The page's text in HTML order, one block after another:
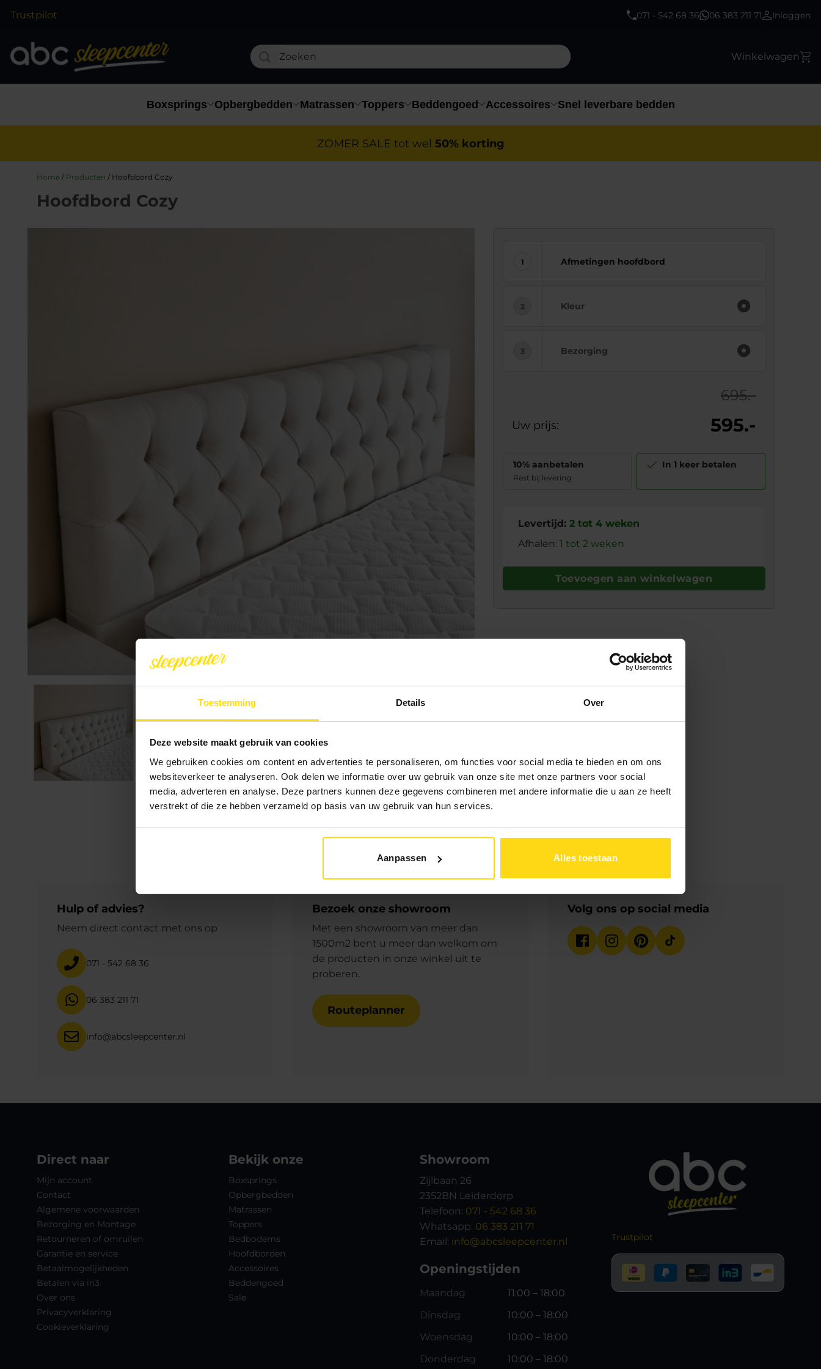
Toestemming Details Over
Deze website maakt gebruik van cookies
We gebruiken cookies om content en advertenties te personaliseren, om functies voor social media te bieden en om ons
websiteverkeer te analyseren. Ook delen we informatie over uw gebruik van onze site met onze partners voor social
media, adverteren en analyse. Deze partners kunnen deze gegevens combineren met andere informatie die u aan ze heeft
verstrekt of die ze hebben verzameld op basis van uw gebruik van hun services.
Aanpassen Alles toestaan
Trustpilot 071 - 542 68 36 06 383 211 71 Inloggen
Winkelwagen
Boxsprings Opbergbedden Matrassen Toppers Beddengoed Accessoires Snel leverbare bedden
ZOMER SALE tot wel 50% korting
Home / Producten / Hoofdbord Cozy
Hoofdbord Cozy
Afmetingen hoofdbord
Kleur
Bezorging
695.-
Uw prijs: 595.-
10% aanbetalen
Rest bij levering
In 1 keer betalen
Levertijd: 2 tot 4 weken
Afhalen: 1 tot 2 weken
Toevoegen aan winkelwagen
Hulp of advies?
Neem direct contact met ons op
071 - 542 68 36
06 383 211 71
info@abcsleepcenter.nl
Bezoek onze showroom
Met een showroom van meer dan
1500m2 bent u meer dan welkom om
de producten in onze winkel uit te
proberen.
Routeplanner
Volg ons op social media
Direct naar
Mijn account
Contact
Algemene voorwaarden
Bezorging en Montage
Retourneren of omruilen
Garantie en service
Betaalmogelijkheden
Betalen via in3
Over ons
Privacyverklaring
Cookieverklaring
Bekijk onze
Boxsprings
Opbergbedden
Matrassen
Toppers
Bedbodems
Hoofdborden
Accessoires
Beddengoed
Sale
Showroom
Zijlbaan 26
2352BN Leiderdorp
Telefoon: 071 - 542 68 36
Whatsapp: 06 383 211 71
Email: info@abcsleepcenter.nl
Openingstijden
Maandag
11:00 – 18:00
Dinsdag
10:00 – 18:00
Woensdag
10:00 – 18:00
Donderdag
10:00 – 18:00
Trustpilot